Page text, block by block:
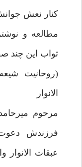
كنار نعش
مطالعه و
ثواب اين چند
الانوار
مرحوم
فرزندش دعوت
عبقات الانوار